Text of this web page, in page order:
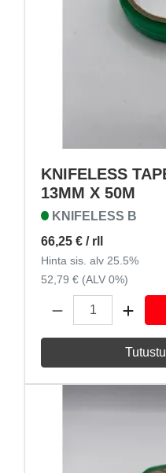
KNIFELESS
13MM X 50M
KNIFELESS B
66,25 € / rll
Hinta sis. alv 25.5%
52,79 € (ALV 0%)